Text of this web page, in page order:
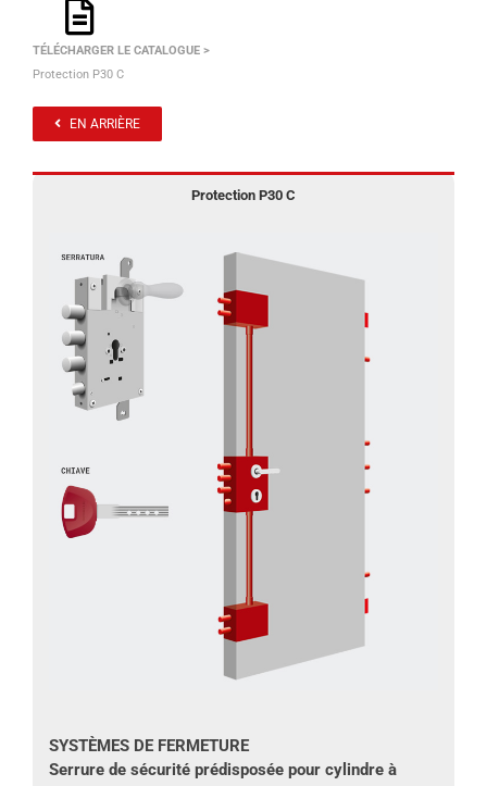
TÉLÉCHARGER LE CATALOGUE >
Protection P30 C
EN ARRIÈRE
Protection P30 C
SYSTÈMES DE FERMETURE
Serrure de sécurité prédisposée pour cylindre à